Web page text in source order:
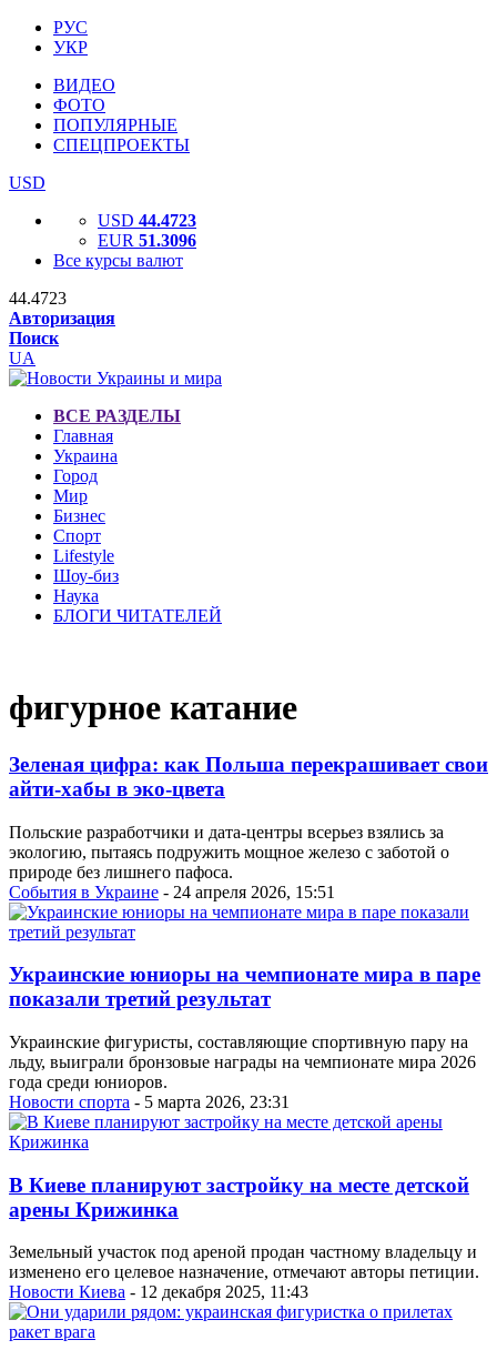
РУС
УКР
ВИДЕО
ФОТО
ПОПУЛЯРНЫЕ
СПЕЦПРОЕКТЫ
USD
USD 44.4723
EUR 51.3096
Все курсы валют
44.4723
Авторизация
Поиск
UA
ВСЕ РАЗДЕЛЫ
Главная
Украина
Город
Мир
Бизнес
Спорт
Lifestyle
Шоу-биз
Наука
БЛОГИ ЧИТАТЕЛЕЙ
фигурное катание
Зеленая цифра: как Польша перекрашивает свои
айти-хабы в эко-цвета
Польские разработчики и дата-центры всерьез взялись за
экологию, пытаясь подружить мощное железо с заботой о
природе без лишнего пафоса.
События в Украине - 24 апреля 2026, 15:51
Украинские юниоры на чемпионате мира в паре
показали третий результат
Украинские фигуристы, составляющие спортивную пару на
льду, выиграли бронзовые награды на чемпионате мира 2026
года среди юниоров.
Новости спорта - 5 марта 2026, 23:31
В Киеве планируют застройку на месте детской
арены Крижинка
Земельный участок под ареной продан частному владельцу и
изменено его целевое назначение, отмечают авторы петиции.
Новости Киева - 12 декабря 2025, 11:43